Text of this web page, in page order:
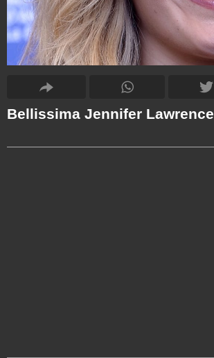
Bellissima Jennifer Lawrence